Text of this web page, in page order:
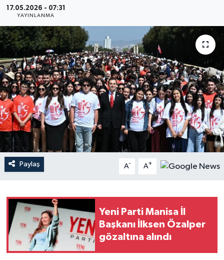
17.05.2026 - 07:31
YAYINLANMA
Paylaş A- A+
Yeni Parti Manisa İl
Başkanı İlksen Özalper
gözaltına alındı
Programlar
SPOR
YAŞAM